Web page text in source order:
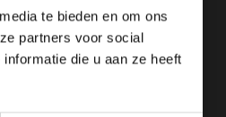
te bieden en om ons
partners voor social
die u aan ze heeft